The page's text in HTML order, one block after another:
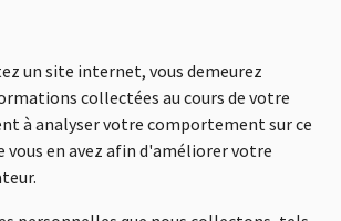
un site internet, vous demeurez
collectées au cours de votre
à analyser votre comportement sur ce
vous en avez afin d'améliorer votre